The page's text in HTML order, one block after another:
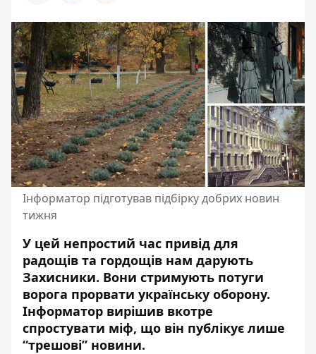
Інформатор підготував підбірку добрих новин
тижня
У цей непростий час привід для
радощів та гордощів нам дарують
Захисники. Вони стримують потуги
ворога прорвати українську оборону.
Інформатор вирішив вкотре
спростувати міф, що він публікує лише
“трешові” новини.